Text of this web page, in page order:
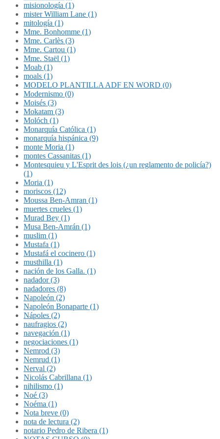
misionología (1)
mister William Lane (1)
mitología (1)
Mme. Bonhomme (1)
Mme. Carlès (3)
Mme. Cartou (1)
Mme. Staël (1)
Moab (1)
moals (1)
MODELO PLANTILLA ADF EN WORD (0)
Modernismo (0)
Moisés (3)
Mokatam (3)
Molóch (1)
Monarquía Católica (1)
monarquía hispánica (9)
monte Moria (1)
montes Cassanitas (1)
Montesquieu y L'Esprit des lois (¿un reglamento de policía?)
(1)
Moria (1)
moriscos (12)
Moussa Ben-Amran (1)
muertes crueles (1)
Murad Bey (1)
Musa Ben-Amrán (1)
muslim (1)
Mustafa (1)
Mustafá el cocinero (1)
musthilla (1)
nación de los Galla. (1)
nadador (3)
nadadores (8)
Napoleón (2)
Napoleón Bonaparte (1)
Nápoles (2)
naufragios (2)
navegación (1)
negociaciones (1)
Nemrod (3)
Nemrud (1)
Nerval (2)
Nicolás Cabrillana (1)
nihilismo (1)
Noé (3)
Noéma (1)
Nota breve (0)
nota de lectura (2)
notario Pedro de Ribera (1)